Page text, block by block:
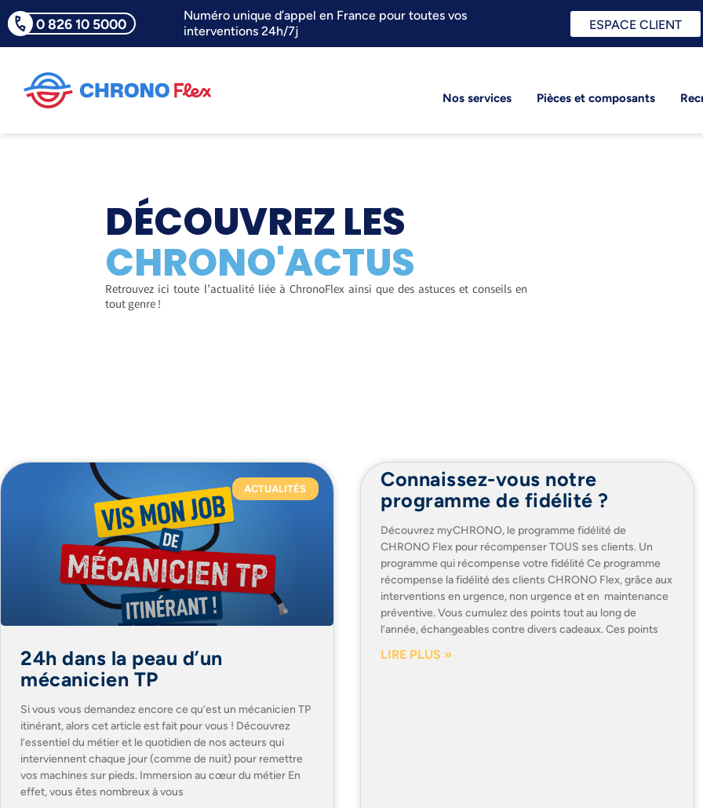
0 826 10 5000
Numéro unique d’appel en France pour toutes vos
interventions 24h/7j
ESPACE CLIENT
Nos services Pièces et composants
DÉCOUVREZ LES
CHRONO'ACTUS
Retrouvez ici toute l’actualité liée à ChronoFlex ainsi que des astuces et conseils en
tout genre !
ACTUALITÉS
24h dans la peau d’un
mécanicien TP
Si vous vous demandez encore ce qu’est un mécanicien TP
itinérant, alors cet article est fait pour vous ! Découvrez
l’essentiel du métier et le quotidien de nos acteurs qui
interviennent chaque jour (comme de nuit) pour remettre
vos machines sur pieds. Immersion au cœur du métier En
effet, vous êtes nombreux à vous
Connaissez-vous notre
programme de fidélité ?
Découvrez myCHRONO, le programme fidélité de
CHRONO Flex pour récompenser TOUS ses clients. Un
programme qui récompense votre fidélité Ce programme
récompense la fidélité des clients CHRONO Flex, grâce aux
interventions en urgence, non urgence et en maintenance
préventive. Vous cumulez des points tout au long de
l’année, échangeables contre divers cadeaux. Ces points
LIRE PLUS »